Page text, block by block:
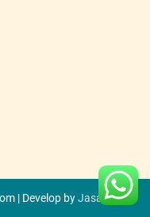
| Develop byJasa SEO